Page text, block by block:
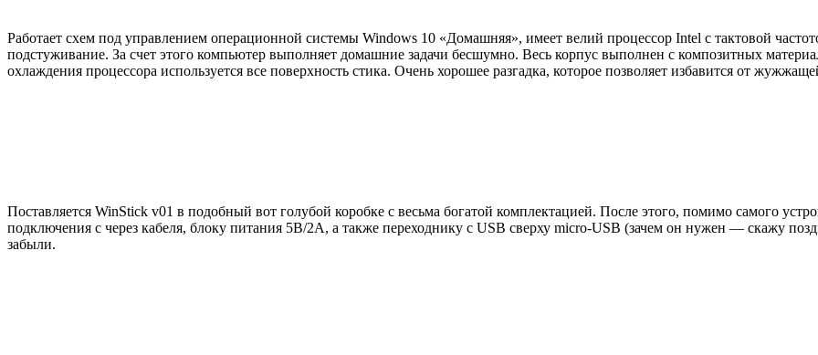
Работает схем под управлением операционной системы Windows 10 «Домашняя», имеет велий процессор Intel с тактовой
подстуживание. За счет этого компьютер выполняет домашние задачи бесшумно. Весь корпус выполнен с композитных
охлаждения процессора используется все поверхность стика. Очень хорошее разгадка, которое позволяет избавится от
Поставляется WinStick v01 в подобный вот голубой коробке с весьма богатой комплектацией. После этого, помимо самого
подключения с через кабеля, блоку питания 5В/2А, а также переходнику с USB сверху micro-USB (зачем он нужен — скажу
забыли.